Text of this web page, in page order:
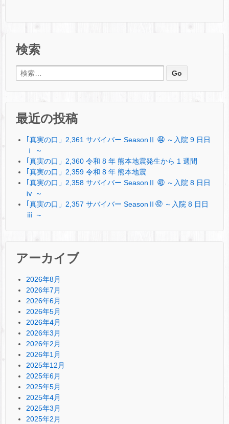
検索
検索:
最近の投稿
｢真実の口」2,361 サバイバー SeasonⅡ ㊹ ～入院 9 日日
ⅰ ～
｢真実の口」2,360 令和 8 年 熊本地震発生から 1 週間
｢真実の口」2,359 令和 8 年 熊本地震
｢真実の口」2,358 サバイバー SeasonⅡ ㊸ ～入院 8 日日
ⅳ ～
｢真実の口」2,357 サバイバー SeasonⅡ㊷ ～入院 8 日日
ⅲ ～
アーカイブ
2026年8月
2026年7月
2026年6月
2026年5月
2026年4月
2026年3月
2026年2月
2026年1月
2025年12月
2025年6月
2025年5月
2025年4月
2025年3月
2025年2月